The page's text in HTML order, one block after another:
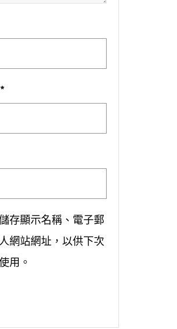
*
存顯示名稱、電子郵
網站網址，以供下次
用。